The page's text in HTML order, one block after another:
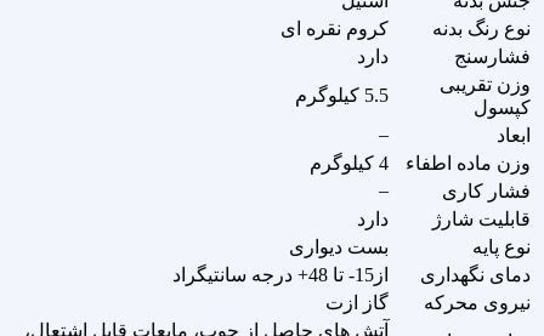
نوع رنگ بدنه
کروم نقره ای
فشارسنج
دارد
وزن تقریبی
کپسول
5.5 کیلوگرم
ابعاد
–
وزن ماده اطفاء
4 کیلوگرم
فشار کاری
–
قابلیت شارژ
دارد
نوع پایه
بست دیواری
دمای نگهداری
از15- تا 48+ درجه سانتیگراد
نیروی محرکه
گاز ازت
آتش های حاصل از چوب، مایعات قابل اشتعال،